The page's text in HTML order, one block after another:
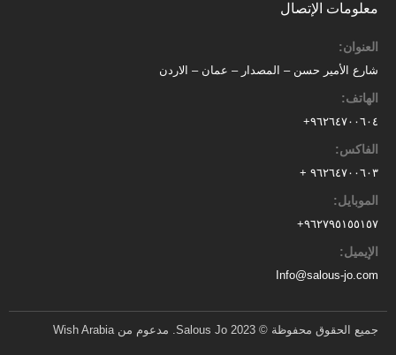
معلومات الإتصال
العنوان:
شارع الأمير حسن – المصدار – عمان – الاردن
الهاتف:
٩٦٢٦٤٧٠٠٦٠٤+
الفاكس:
٩٦٢٦٤٧٠٠٦٠٣ +
الموبايل:
٩٦٢٧٩٥١٥٥١٥٧+
الإيميل:
Info@salous-jo.com
جميع الحقوق محفوظة © 2023 Salous Jo. مدعوم من Wish Arabia